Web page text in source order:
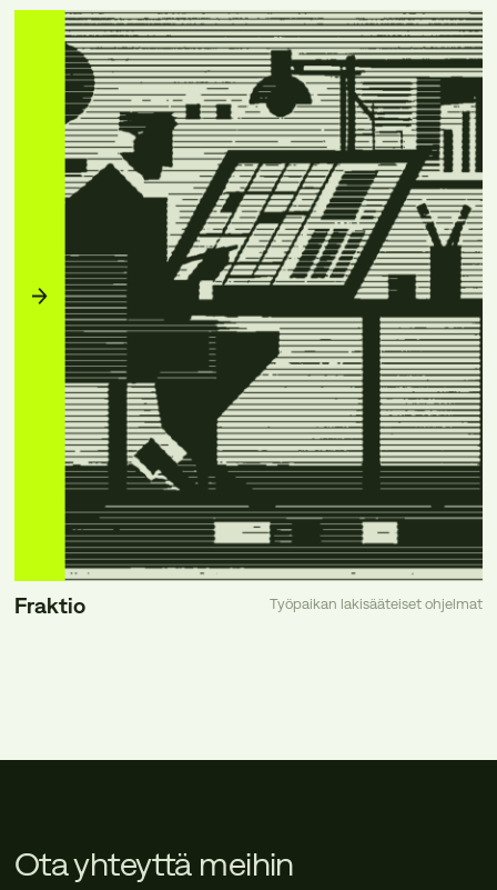
Fraktio Työpaikan lakisääteiset ohjelmat
Ota yhteyttä meihin